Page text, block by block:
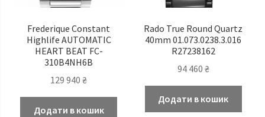
Frederique Constant
Highlife AUTOMATIC
HEART BEAT FC-
310B4NH6B
129 940₴
Додати в кошик
Rado True Round Quartz
40mm 01.073.0238.3.016
R27238162
94 460 ₴
Додати в кошик